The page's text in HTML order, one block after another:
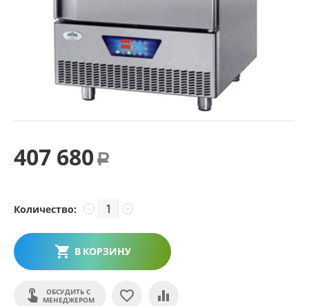
407 680 Р
Количество: +
−
В КОРЗИНУ
ОБСУДИТЬ С
МЕНЕДЖЕРОМ